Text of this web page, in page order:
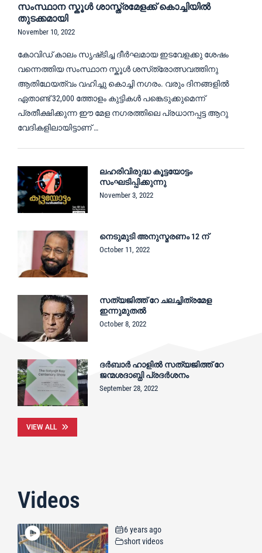
സംസ്ഥാന സ്കൂൾ ശാസ്ത്രമേളക്ക് കൊച്ചിയിൽ
തുടക്കമായി
November 10, 2022
കോവിഡ് കാലം സൃഷ്‌ടിച്ച ദീർഘമായ ഇടവേളക്കു ശേഷം
വന്നെത്തിയ സംസ്ഥാന സ്കൂൾ ശസ്‍ത്രോത്സവത്തിനു
ആതിഥേയത്വം വഹിച്ചു കൊച്ചി നഗരം. വരും ദിനങ്ങളിൽ
ഏതാണ്ട് 32,000 ത്തോളം കുട്ടികൾ പങ്കെടുക്കുമെന്ന്
പ്രതീക്ഷിക്കുന്ന ഈ മേള നഗരത്തിലെ പ്രധാനപ്പട്ട ആറു
വേദികളിലായിട്ടാണ് …
ലഹരിവിരുദ്ധ കൂട്ടയോട്ടം
സംഘടിപ്പിക്കുന്നു
November 3, 2022
നെടുമുടി അനുസ്മരണം 12 ന്
October 11, 2022
സത്യജിത്ത് റേ ചലച്ചിത്രമേള
ഇന്നുമുതൽ
October 8, 2022
ദർബാർ ഹാളിൽ സത്യജിത്ത് റേ
ജന്മശദാബ്ധി പ്രദർശനം
September 28, 2022
VIEW ALL
Videos
6 years ago
short videos